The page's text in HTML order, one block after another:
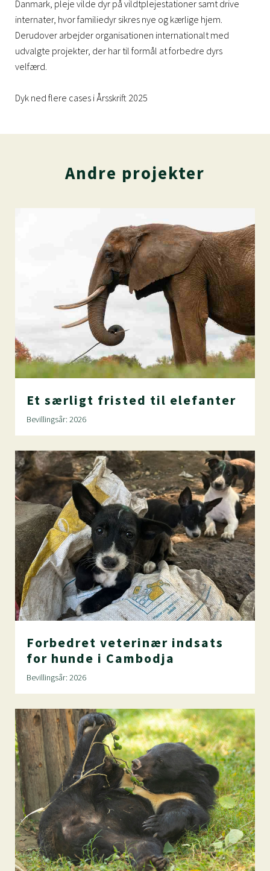
Danmark, pleje vilde dyr på vildtplejestationer samt drive
internater, hvor familiedyr sikres nye og kærlige hjem.
Derudover arbejder organisationen internationalt med
udvalgte projekter, der har til formål at forbedre dyrs
velfærd.
Dyk ned flere cases i Årsskrift 2025
Andre projekter
Et særligt fristed til elefanter
Bevillingsår: 2026
Forbedret veterinær indsats
for hunde i Cambodja
Bevillingsår: 2026